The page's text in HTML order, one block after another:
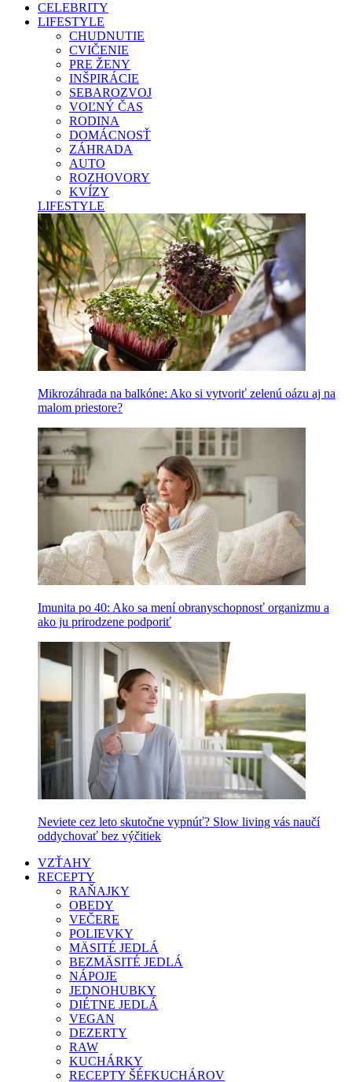
CELEBRITY
LIFESTYLE
CHUDNUTIE
CVIČENIE
PRE ŽENY
INŠPIRÁCIE
SEBAROZVOJ
VOĽNÝ ČAS
RODINA
DOMÁCNOSŤ
ZÁHRADA
AUTO
ROZHOVORY
KVÍZY
LIFESTYLE
Mikrozáhrada na balkóne: Ako si vytvoriť zelenú oázu aj na
malom priestore?
Imunita po 40: Ako sa mení obranyschopnosť organizmu a
ako ju prirodzene podporiť
Neviete cez leto skutočne vypnúť? Slow living vás naučí
oddychovať bez výčitiek
VZŤAHY
RECEPTY
RAŇAJKY
OBEDY
VEČERE
POLIEVKY
MÄSITÉ JEDLÁ
BEZMÄSITÉ JEDLÁ
NÁPOJE
JEDNOHUBKY
DIÉTNE JEDLÁ
VEGAN
DEZERTY
RAW
KUCHÁRKY
RECEPTY ŠÉFKUCHÁROV